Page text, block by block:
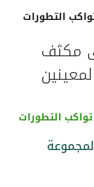
التطورات
مكثف
التطورات